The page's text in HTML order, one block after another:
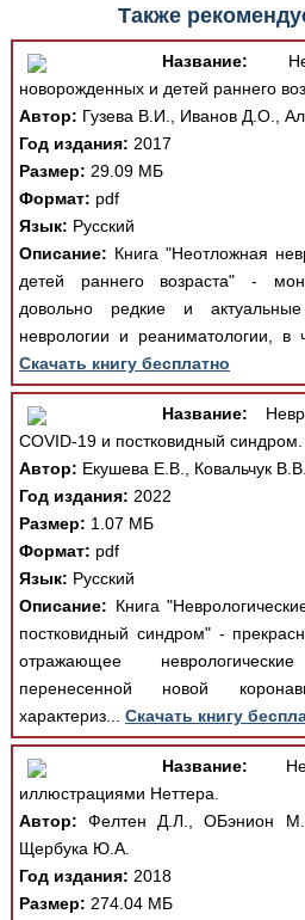
Также
Название:
новорожденных и детей раннего
Автор: Гузева В.И., Иванов Д.О.,
Год издания: 2017
Размер: 29.09 МБ
Формат: pdf
Язык: Русский
Описание: Книга "Неотложная
детей раннего возраста" -
довольно редкие и
неврологии и реаниматологии, в
Скачать книгу бесплатно
Название:
COVID-19 и постковидный синдром.
Автор: Екушева Е.В., Ковальчук
Год издания: 2022
Размер: 1.07 МБ
Формат: pdf
Язык: Русский
Описание: Книга
постковидный синдром" -
отражающее
перенесенной новой
характериз... Скачать книгу
Название:
иллюстрациями Неттера.
Автор: Фелтен Д.Л., ОБэнион
Щербука Ю.А.
Год издания: 2018
Размер: 274.04 МБ